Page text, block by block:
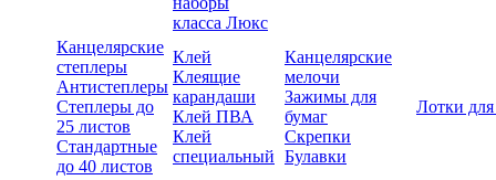
класса Люкс
Канцелярские
степлеры
Антистеплеры
Степлеры до
25 листов
Стандартные
до 40 листов
Клей
Клеящие
карандаши
Клей ПВА
Клей
специальный
Канцелярские
мелочи
Зажимы для
бумаг
Скрепки
Булавки
Лотки